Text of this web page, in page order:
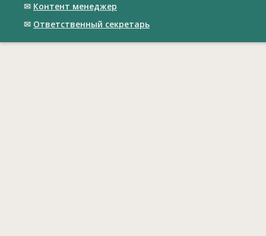
✉ Контент менеджер
✉ Ответственный cекретарь